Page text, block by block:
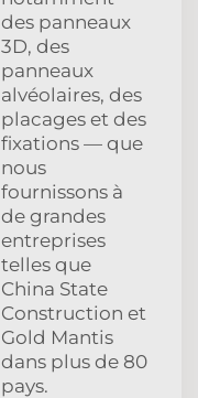
des panneaux
3D, des
panneaux
alvéolaires, des
placages et des
fixations — que
nous
fournissons à
de grandes
entreprises
telles que
China State
Construction et
Gold Mantis
dans plus de 80
pays.